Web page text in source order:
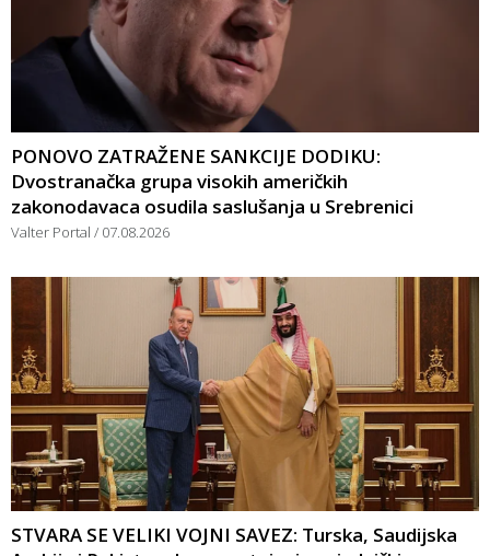
PONOVO ZATRAŽENE SANKCIJE DODIKU:
Dvostranačka grupa visokih američkih
zakonodavaca osudila saslušanja u Srebrenici
Valter Portal 07.08.2026
STVARA SE VELIKI VOJNI SAVEZ: Turska, Saudijska